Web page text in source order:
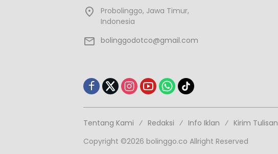
Probolinggo, Jawa Timur,
Indonesia
bolinggodotco@gmail.com
Tentang Kami Redaksi Info Iklan Kirim Tulisan
Copyright ©2026 bolinggo.co Allright Reserved